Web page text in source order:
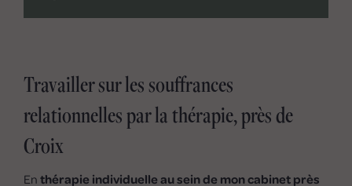
Travailler sur les souffrances
relationnelles par la thérapie, près de
Croix
En thérapie individuelle au sein de mon cabinet près